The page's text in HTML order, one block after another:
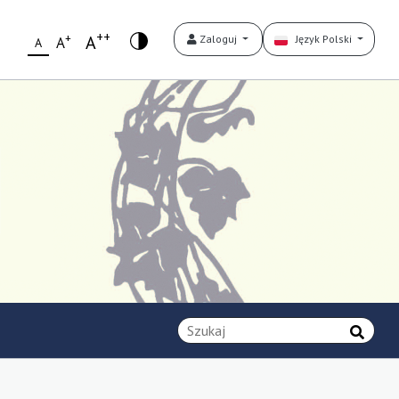
A A+ A++ Zaloguj Język Polski